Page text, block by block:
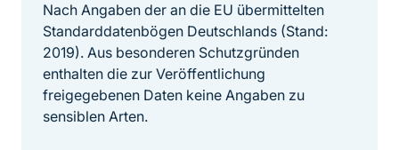
Nach Angaben der an die EU übermittelten
Standarddatenbögen Deutschlands (Stand:
2019). Aus besonderen Schutzgründen
enthalten die zur Veröffentlichung
freigegebenen Daten keine Angaben zu
sensiblen Arten.